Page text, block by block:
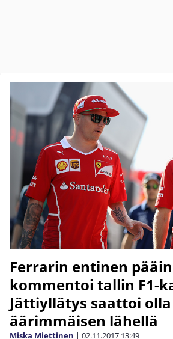
Ferrarin entinen
kommentoi tallin F1-
Jättiyllätys saattoi olla
äärimmäisen lähellä
Miska Miettinen | 02.11.2017 13:49